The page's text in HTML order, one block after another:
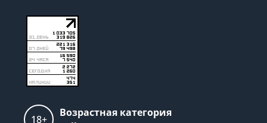
18+
Возрастная категория